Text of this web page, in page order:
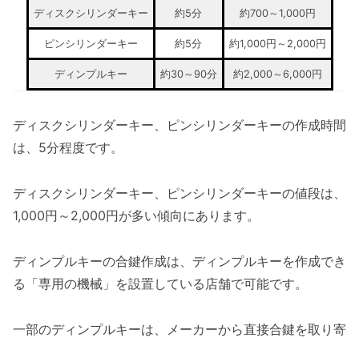
ディスクシリンダーキー 約5分 約700～1,000円
ピンシリンダーキー 約5分 約1,000円～2,000円
ディンプルキー 約30～90分 約2,000～6,000円
ディスクシリンダーキー、ピンシリンダーキーの作成時間
は、5分程度です。
ディスクシリンダーキー、ピンシリンダーキーの値段は、
1,000円～2,000円が多い傾向にあります。
ディンプルキーの合鍵作成は、ディンプルキーを作成でき
る「専用の機械」を設置している店舗で可能です。
一部のディンプルキーは、メーカーから直接合鍵を取り寄